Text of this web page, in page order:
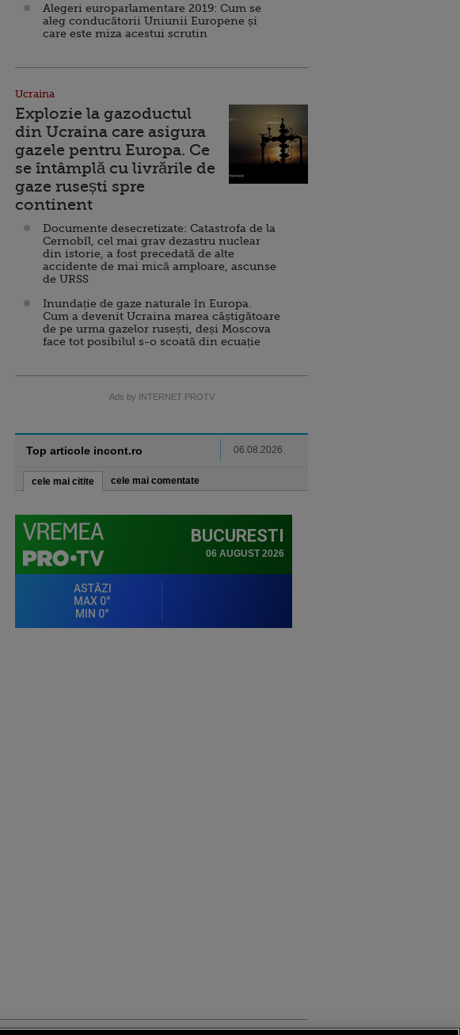
Alegeri europarlamentare 2019: Cum se
aleg conducătorii Uniunii Europene și
care este miza acestui scrutin
Ucraina
Explozie la gazoductul
din Ucraina care asigura
gazele pentru Europa. Ce
se întâmplă cu livrările de
gaze rusești spre
continent
Documente desecretizate: Catastrofa de la
Cernobîl, cel mai grav dezastru nuclear
din istorie, a fost precedată de alte
accidente de mai mică amploare, ascunse
de URSS
Inundație de gaze naturale în Europa.
Cum a devenit Ucraina marea câștigătoare
de pe urma gazelor rusești, deși Moscova
face tot posibilul s-o scoată din ecuație
Ads by INTERNET PROTV
Top articole incont.ro 06.08.2026
cele mai citite cele mai comentate